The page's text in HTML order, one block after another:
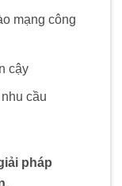
mạng công
cậy
cầu
pháp